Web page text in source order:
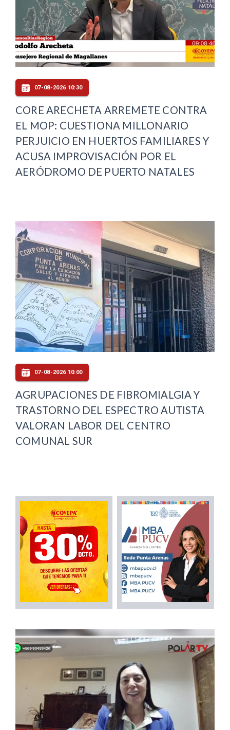
07-08-2026 10:30
CORE ARECHETA ARREMETE CONTRA
EL MOP: CUESTIONA MILLONARIO
PERJUICIO EN HUERTOS FAMILIARES Y
ACUSA IMPROVISACIÓN POR EL
AERÓDROMO DE PUERTO NATALES
07-08-2026 10:00
AGRUPACIONES DE FIBROMIALGIA Y
TRASTORNO DEL ESPECTRO AUTISTA
VALORAN LABOR DEL CENTRO
COMUNAL SUR